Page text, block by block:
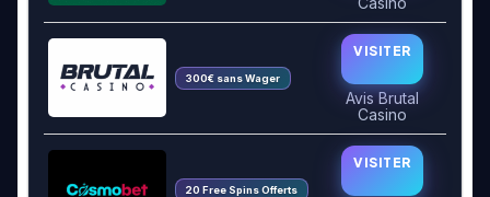
300€ sans Wager
VISITER
Avis Brutal
Casino
20 Free Spins Offerts
VISITER